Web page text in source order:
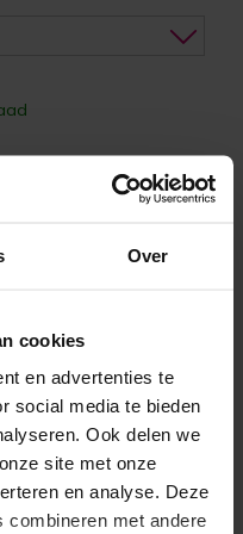
Over
cookies
en advertenties te
social media te bieden
Ook delen we
site met onze
en analyse. Deze
combineren met andere
winkelmandje